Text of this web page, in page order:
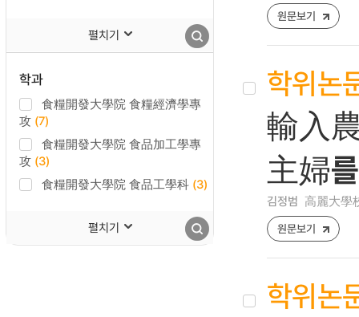
펼치기
학과
食糧開發大學院 食糧經濟學專
攻 (7)
食糧開發大學院 食品加工學專
攻 (3)
食糧開發大學院 食品工學科 (3)
펼치기
원문보기
학위논
輸入
主婦
김정범 高麗大學
원문보기
학위논